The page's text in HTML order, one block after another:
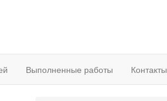
Выполненные работы Контакты